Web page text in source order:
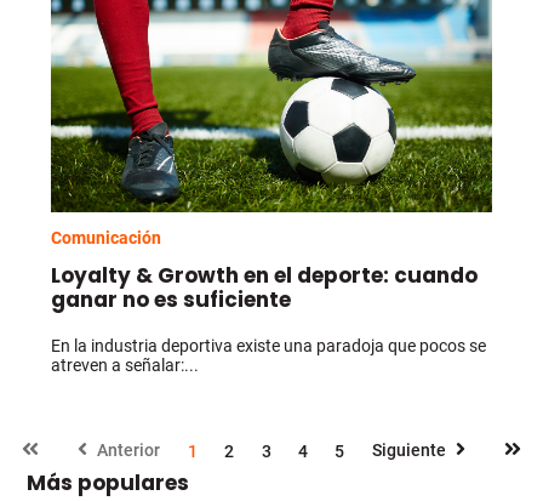
Comunicación
Loyalty & Growth en el deporte: cuando
ganar no es suficiente
En la industria deportiva existe una paradoja que pocos se
atreven a señalar:...
Anterior 1 2 3 4 5 Siguiente
Más populares